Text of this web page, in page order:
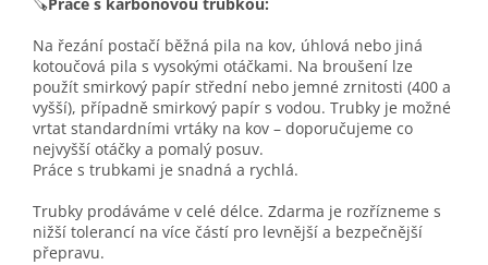
Na řezání postačí běžná pila na kov, úhlová nebo jiná
kotoučová pila s vysokými otáčkami. Na broušení lze
použít smirkový papír střední nebo jemné zrnitosti (400 a
vyšší), případně smirkový papír s vodou. Trubky je možné
vrtat standardními vrtáky na kov – doporučujeme co
nejvyšší otáčky a pomalý posuv.
Práce s trubkami je snadná a rychlá.
Trubky prodáváme v celé délce. Zdarma je rozřízneme s
nižší tolerancí na více částí pro levnější a bezpečnější
přepravu.